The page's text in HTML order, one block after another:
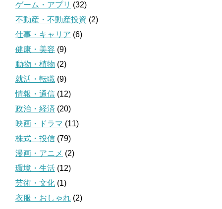
ゲーム・アプリ (32)
不動産・不動産投資 (2)
仕事・キャリア (6)
健康・美容 (9)
動物・植物 (2)
就活・転職 (9)
情報・通信 (12)
政治・経済 (20)
映画・ドラマ (11)
株式・投信 (79)
漫画・アニメ (2)
環境・生活 (12)
芸術・文化 (1)
衣服・おしゃれ (2)